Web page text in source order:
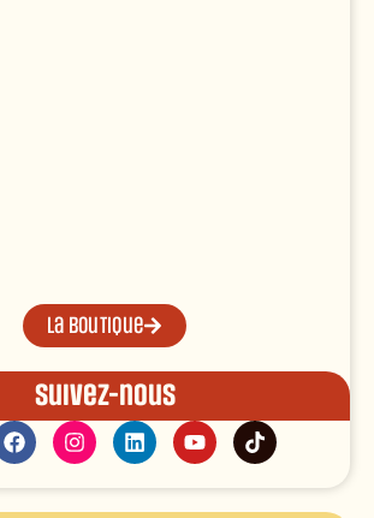
La boutique
Suivez-nous